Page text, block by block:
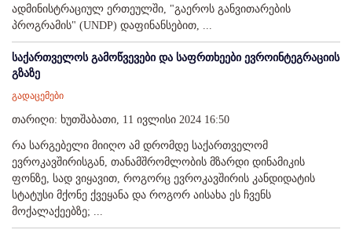
ადმინისტრაციულ ერთეულში, "გაეროს განვითარების
პროგრამის" (UNDP) დაფინანსებით, ...
საქართველოს გამოწვევები და საფრთხეები ევროინტეგრაციის
გზაზე
გადაცემები
თარიღი: ხუთშაბათი, 11 ივლისი 2024 16:50
რა სარგებელი მიიღო ამ დრომდე საქართველომ
ევროკავშირისგან, თანამშრომლობის მზარდი დინამიკის
ფონზე, სად ვიყავით, როგორც ევროკავშირის კანდიდატის
სტატუსი მქონე ქვეყანა და როგორ აისახა ეს ჩვენს
მოქალაქეებზე; ...